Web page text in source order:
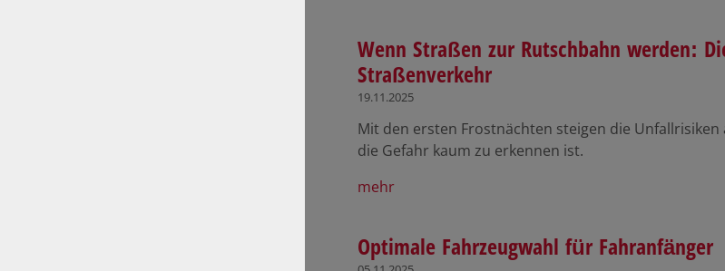
Wenn Straßen zur Rutschbahn werden:
Straßenverkehr
19.11.2025
Mit den ersten Frostnächten steigen die
die Gefahr kaum zu erkennen ist.
mehr
Optimale Fahrzeugwahl für Fahranfänger